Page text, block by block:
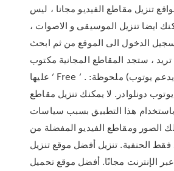
تنزيل مقاطع الفيديو مجانا ، ليس
ايضا تنزيل الموسيقى و الاصوات ،
الدخول الى الموقع من ثم ابحث
، ستجد المقاطع المجانية مكتوب
عليها ‘ Free ‘ . تنزيل الفيديو (لا يدعم يوتوب) ملحوظة:
دونلوادر. لا يمكنك تنزيل مقاطع
هذا التطبيق بسبب سياسات
الصور ومقاطع الفيديو المفضلة من
الحنفية. تنزيل أفضل موقع تنزيل
الإنترنت مجانًا. أفضل موقع تحميل